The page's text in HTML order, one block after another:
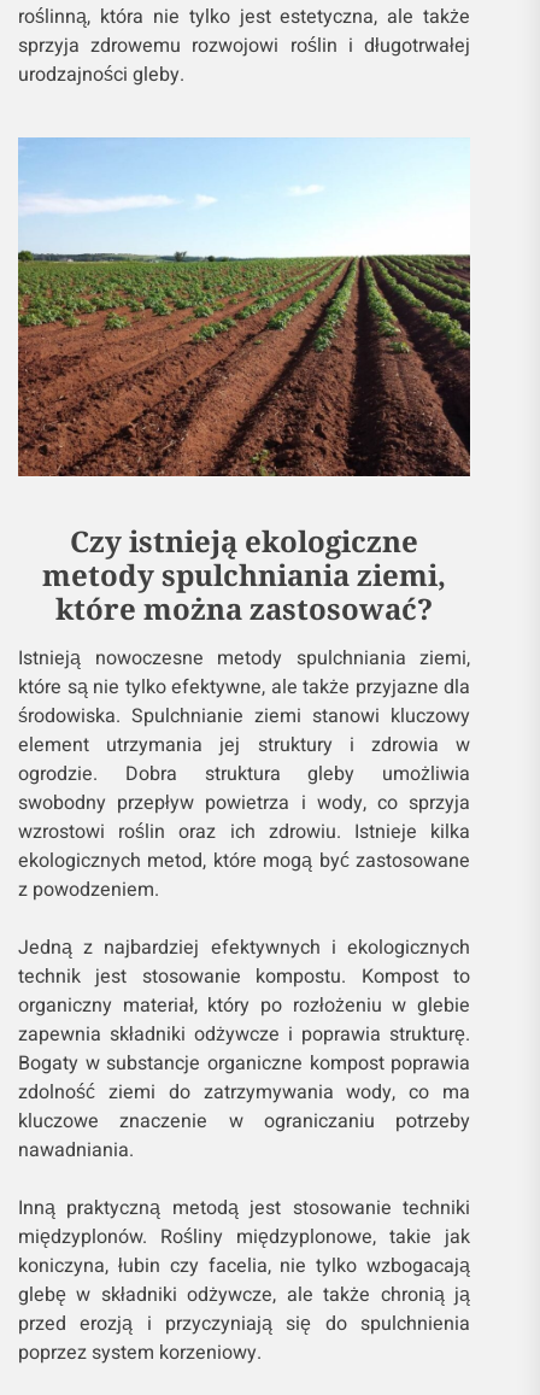
roślinną, która nie tylko jest estetyczna, ale także
sprzyja zdrowemu rozwojowi roślin i długotrwałej
urodzajności gleby.
Czy istnieją ekologiczne
metody spulchniania ziemi,
które można zastosować?
Istnieją nowoczesne metody spulchniania ziemi,
które są nie tylko efektywne, ale także przyjazne dla
środowiska. Spulchnianie ziemi stanowi kluczowy
element utrzymania jej struktury i zdrowia w
ogrodzie. Dobra struktura gleby umożliwia
swobodny przepływ powietrza i wody, co sprzyja
wzrostowi roślin oraz ich zdrowiu. Istnieje kilka
ekologicznych metod, które mogą być zastosowane
z powodzeniem.
Jedną z najbardziej efektywnych i ekologicznych
technik jest stosowanie kompostu. Kompost to
organiczny materiał, który po rozłożeniu w glebie
zapewnia składniki odżywcze i poprawia strukturę.
Bogaty w substancje organiczne kompost poprawia
zdolność ziemi do zatrzymywania wody, co ma
kluczowe znaczenie w ograniczaniu potrzeby
nawadniania.
Inną praktyczną metodą jest stosowanie techniki
międzyplonów. Rośliny międzyplonowe, takie jak
koniczyna, łubin czy facelia, nie tylko wzbogacają
glebę w składniki odżywcze, ale także chronią ją
przed erozją i przyczyniają się do spulchnienia
poprzez system korzeniowy.